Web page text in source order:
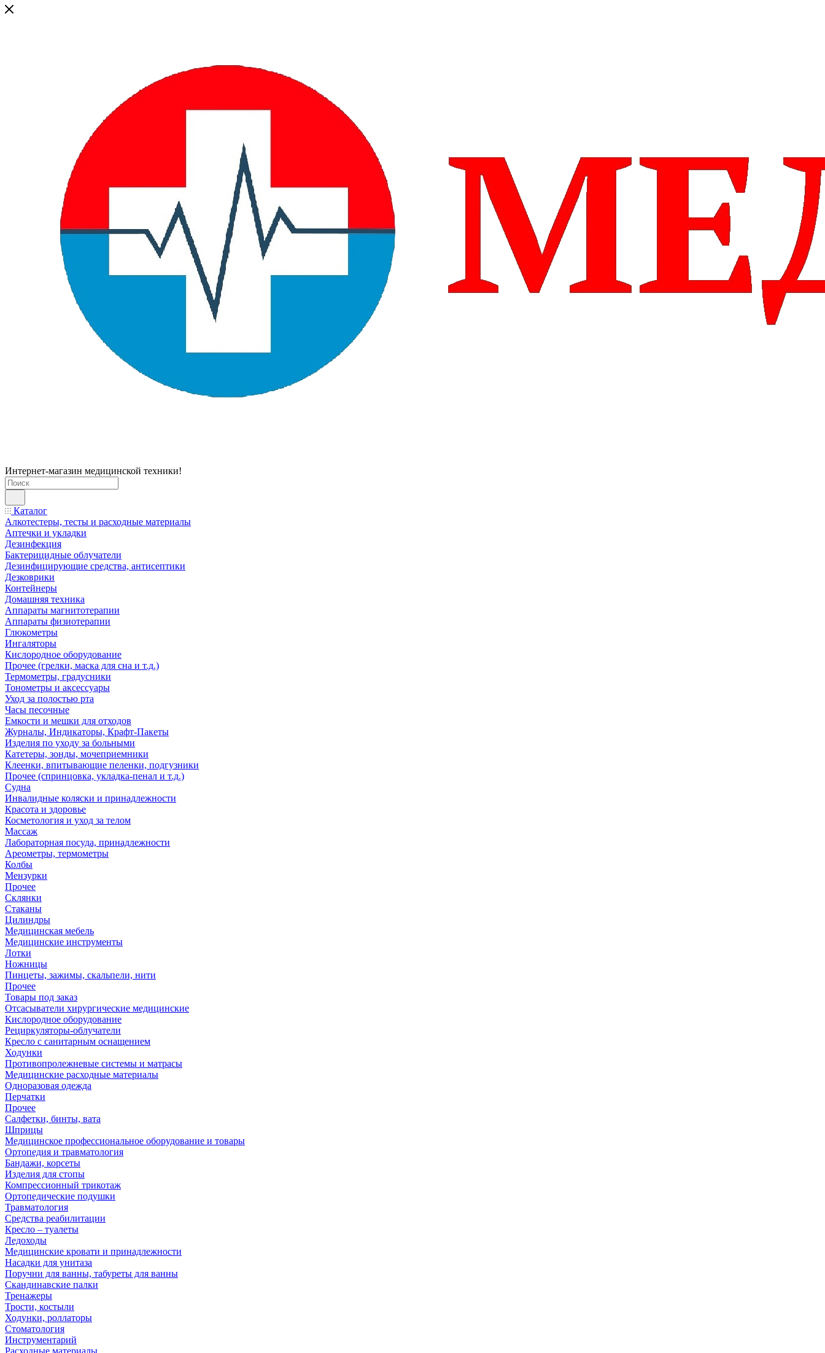
Интернет-магазин медицинской техники!
Каталог
Алкотестеры, тесты и расходные материалы
Аптечки и укладки
Дезинфекция
Бактерицидные облучатели
Дезинфицирующие средства, антисептики
Дезковрики
Контейнеры
Домашняя техника
Аппараты магнитотерапии
Аппараты физиотерапии
Глюкометры
Ингаляторы
Кислородное оборудование
Прочее (грелки, маска для сна и т.д.)
Термометры, градусники
Тонометры и аксессуары
Уход за полостью рта
Часы песочные
Емкости и мешки для отходов
Журналы, Индикаторы, Крафт-Пакеты
Изделия по уходу за больными
Катетеры, зонды, мочеприемники
Клеенки, впитывающие пеленки, подгузники
Прочее (спринцовка, укладка-пенал и т.д.)
Судна
Инвалидные коляски и принадлежности
Красота и здоровье
Косметология и уход за телом
Массаж
Лабораторная посуда, принадлежности
Ареометры, термометры
Колбы
Мензурки
Прочее
Склянки
Стаканы
Цилиндры
Медицинская мебель
Медицинские инструменты
Лотки
Ножницы
Пинцеты, зажимы, скальпели, нити
Прочее
Товары под заказ
Отсасыватели хирургические медицинские
Кислородное оборудование
Рециркуляторы-облучатели
Кресло с санитарным оснащением
Ходунки
Противопролежневые системы и матрасы
Медицинские расходные материалы
Одноразовая одежда
Перчатки
Прочее
Салфетки, бинты, вата
Шприцы
Медицинское профессиональное оборудование и товары
Ортопедия и травматология
Бандажи, корсеты
Изделия для стопы
Компрессионный трикотаж
Ортопедические подушки
Травматология
Средства реабилитации
Кресло – туалеты
Ледоходы
Медицинские кровати и принадлежности
Насадки для унитаза
Поручни для ванны, табуреты для ванны
Скандинавские палки
Тренажеры
Трости, костыли
Ходунки, роллаторы
Стоматология
Инструментарий
Расходные материалы